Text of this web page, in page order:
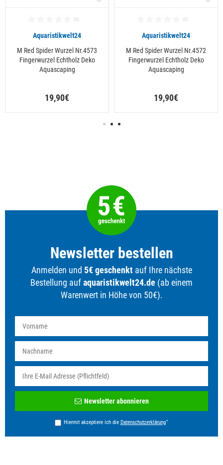
Aquaristikwelt24
M Red Spider Wurzel Nr.4573
Fingerwurzel Echtholz Deko
Aquascaping
19,90€
Aquaristikwelt24
M Red Spider Wurzel Nr.4572
Fingerwurzel Echtholz Deko
Aquascaping
19,90€
Newsletter bestellen
Anmelden und 5€ geschenktauf Ihre nächste
Bestellung aufaquaristikwelt24.de (ab einem
Warenwert in Höhe von 50€).
Honig
Newsletter abonnieren
Hiermit akzeptiere ich die Daten­schutz­erklärung*